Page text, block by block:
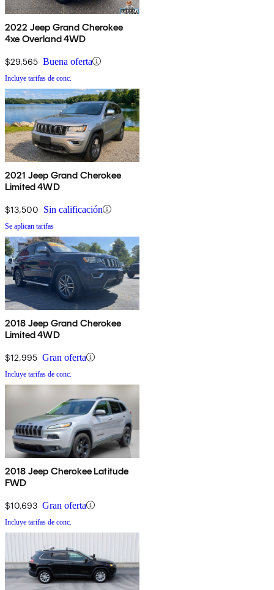
2022 Jeep Grand Cherokee
4xe Overland 4WD
$29,565 Buena oferta
Incluye tarifas de conc.
2021 Jeep Grand Cherokee
Limited 4WD
$13,500 Sin calificación
Se aplican tarifas
2018 Jeep Grand Cherokee
Limited 4WD
$12,995 Gran oferta
Incluye tarifas de conc.
2018 Jeep Cherokee Latitude
FWD
$10,693 Gran oferta
Incluye tarifas de conc.